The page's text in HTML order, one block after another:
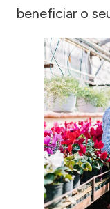
beneficiar o